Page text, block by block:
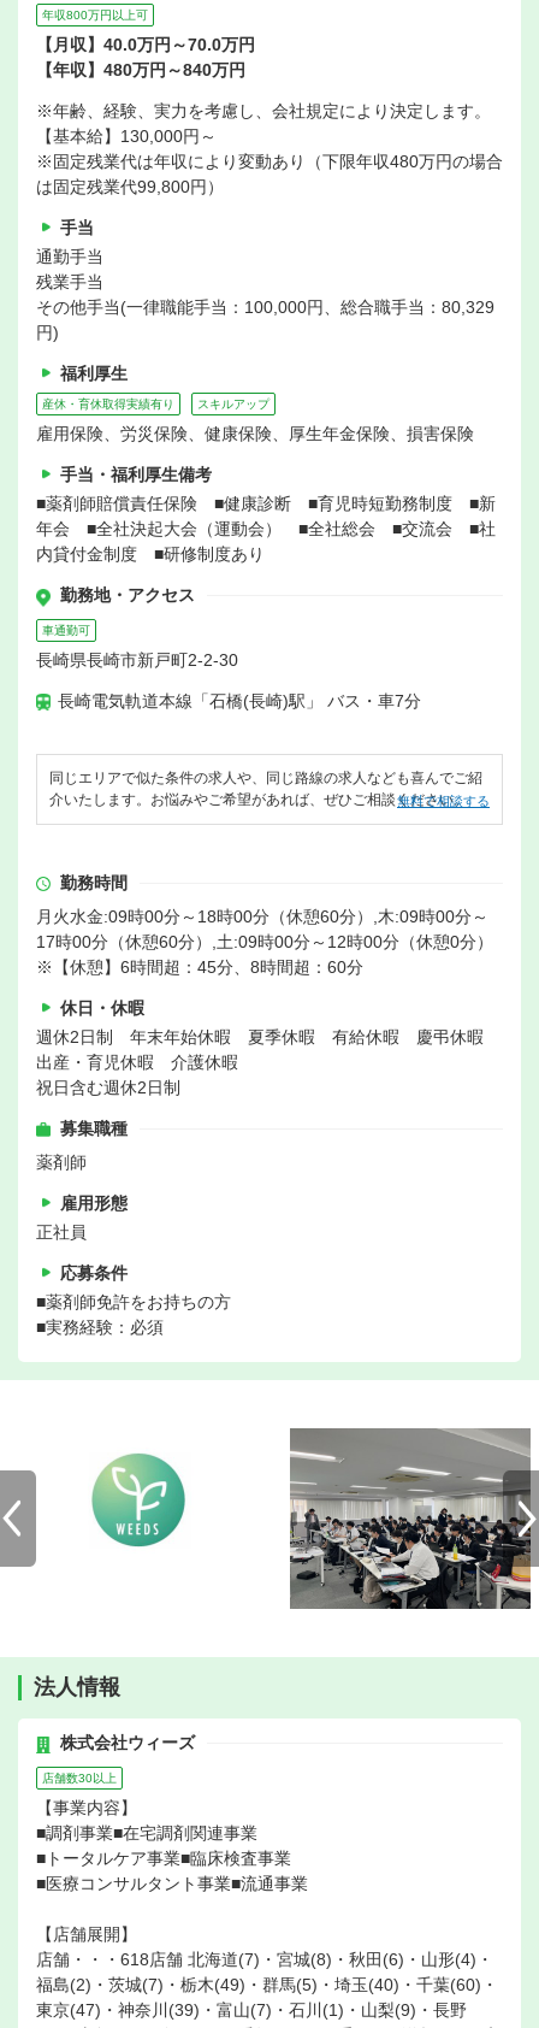
年収800万円以上可
【月収】40.0万円～70.0万円
【年収】480万円～840万円
※年齢、経験、実力を考慮し、会社規定により決定します。
【基本給】130,000円～
※固定残業代は年収により変動あり（下限年収480万円の場合
は固定残業代99,800円）
手当
通勤手当
残業手当
その他手当(一律職能手当：100,000円、総合職手当：80,329
円)
福利厚生
産休・育休取得実績有り スキルアップ
雇用保険、労災保険、健康保険、厚生年金保険、損害保険
手当・福利厚生備考
■薬剤師賠償責任保険 ■健康診断 ■育児時短勤務制度 ■新
年会 ■全社決起大会（運動会） ■全社総会 ■交流会 ■社
内貸付金制度 ■研修制度あり
勤務地・アクセス
車通勤可
長崎県長崎市新戸町2-2-30
長崎電気軌道本線「石橋(長崎)駅」 バス・車7分
同じエリアで似た条件の求人や、同じ路線の求人なども喜んでご紹
介いたします。お悩みやご希望があれば、ぜひご相談ください。
無料で相談する
勤務時間
月火水金:09時00分～18時00分（休憩60分）,木:09時00分～
17時00分（休憩60分）,土:09時00分～12時00分（休憩0分）
※【休憩】6時間超：45分、8時間超：60分
休日・休暇
週休2日制 年末年始休暇 夏季休暇 有給休暇 慶弔休暇
出産・育児休暇 介護休暇
祝日含む週休2日制
募集職種
薬剤師
雇用形態
正社員
応募条件
■薬剤師免許をお持ちの方
■実務経験：必須
法人情報
株式会社ウィーズ
店舗数30以上
【事業内容】
■調剤事業■在宅調剤関連事業
■トータルケア事業■臨床検査事業
■医療コンサルタント事業■流通事業
【店舗展開】
店舗・・・618店舗 北海道(7)・宮城(8)・秋田(6)・山形(4)・
福島(2)・茨城(7)・栃木(49)・群馬(5)・埼玉(40)・千葉(60)・
東京(47)・神奈川(39)・富山(7)・石川(1)・山梨(9)・長野